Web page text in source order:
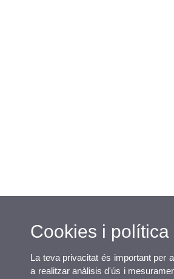
Cookies i
La teva privacitat és important per
a realitzar anàlisis d'ús i